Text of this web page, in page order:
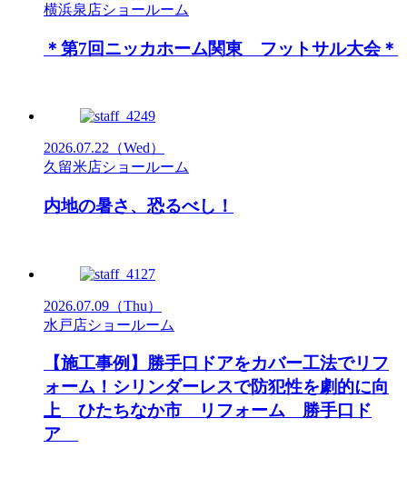
横浜泉店ショールーム
＊第7回ニッカホーム関東 フットサル大会＊
2026.07.22 （Wed）
久留米店ショールーム
内地の暑さ、恐るべし！
2026.07.09 （Thu）
水戸店ショールーム
【施工事例】勝手口ドアをカバー工法でリフ
ォーム！シリンダーレスで防犯性を劇的に向
上 ひたちなか市 リフォーム 勝手口ド
ア